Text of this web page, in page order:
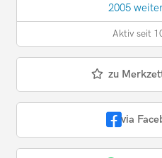
2005
Aktiv seit
zu
via